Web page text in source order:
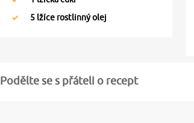
5 lžíce rostlinný olej
Podělte se s přáteli o recept